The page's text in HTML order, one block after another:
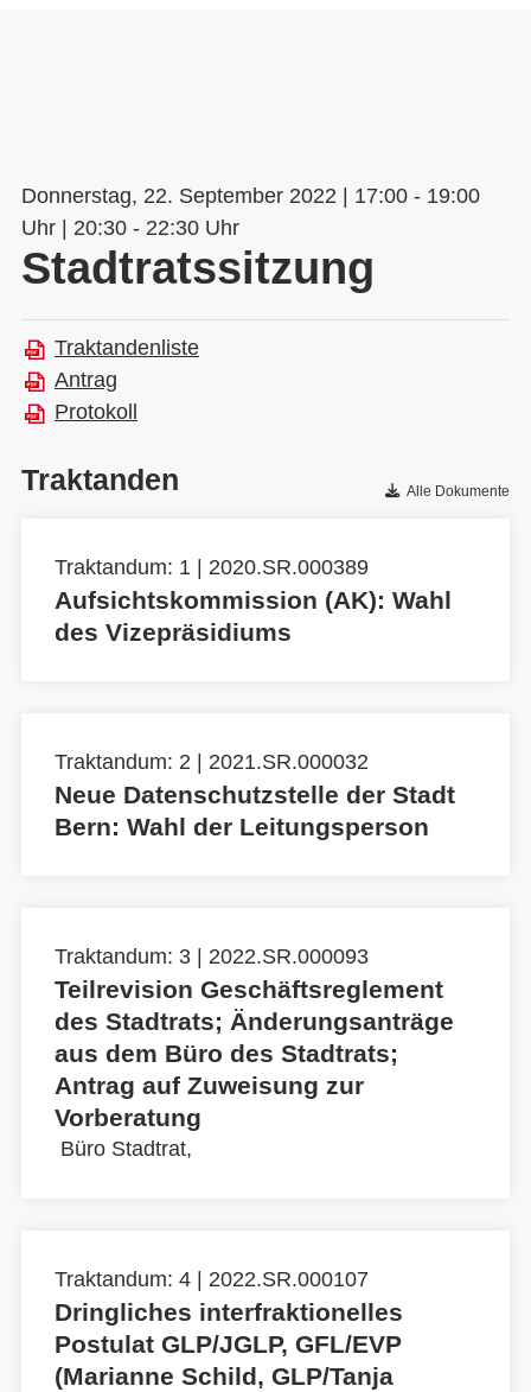
Donnerstag, 22. September 2022 | 17:00 - 19:00
Uhr | 20:30 - 22:30 Uhr
Stadtratssitzung
Traktandenliste
Antrag
Protokoll
Traktanden Alle Dokumente
Traktandum: 1 | 2020.SR.000389
Aufsichtskommission (AK): Wahl
des Vizepräsidiums
Traktandum: 2 | 2021.SR.000032
Neue Datenschutzstelle der Stadt
Bern: Wahl der Leitungsperson
Traktandum: 3 | 2022.SR.000093
Teilrevision Geschäftsreglement
des Stadtrats; Änderungsanträge
aus dem Büro des Stadtrats;
Antrag auf Zuweisung zur
Vorberatung
Büro Stadtrat,
Traktandum: 4 | 2022.SR.000107
Dringliches interfraktionelles
Postulat GLP/JGLP, GFL/EVP
(Marianne Schild, GLP/Tanja